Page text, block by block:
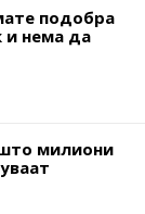
подобра
и нема да
милиони